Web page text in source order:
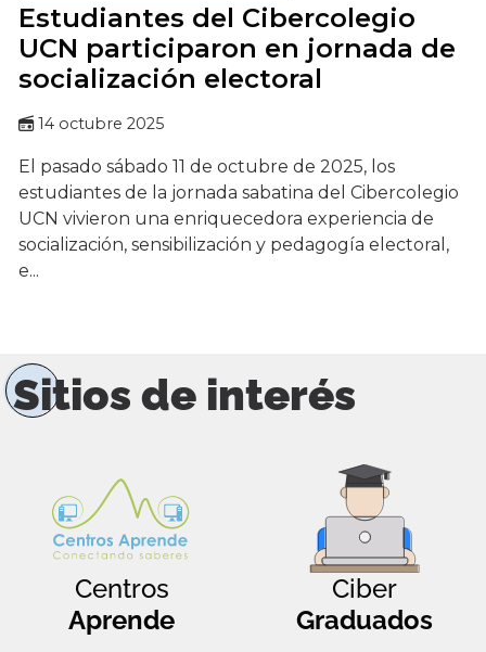
Estudiantes del Cibercolegio
UCN participaron en jornada de
socialización electoral
14 octubre 2025
El pasado sábado 11 de octubre de 2025, los
estudiantes de la jornada sabatina del Cibercolegio
UCN vivieron una enriquecedora experiencia de
socialización, sensibilización y pedagogía electoral,
e...
Sitios de interés
Centros
Aprende
Ciber
Graduados